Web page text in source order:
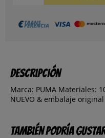
Descripción
Marca: PUMA Materiales:
NUEVO & embalaje original
También podría